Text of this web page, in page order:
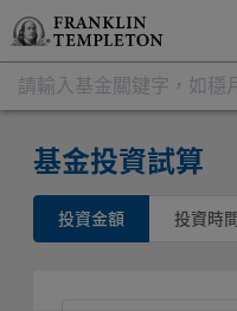
基金投資試算
投資金額 投資時間